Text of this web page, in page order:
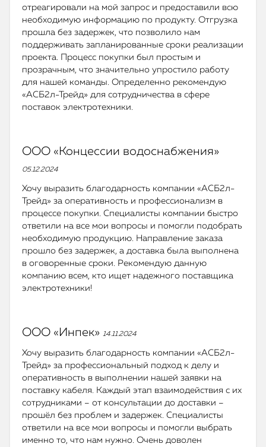
отреагировали на мой запрос и предоставили всю
необходимую информацию по продукту. Отгрузка
прошла без задержек, что позволило нам
поддерживать запланированные сроки реализации
проекта. Процесс покупки был простым и
прозрачным, что значительно упростило работу
для нашей команды. Определенно рекомендую
«АСБ2л-Трейд» для сотрудничества в сфере
поставок электротехники.
ООО «Концессии водоснабжения»
05.12.2024
Хочу выразить благодарность компании «АСБ2л-
Трейд» за оперативность и профессионализм в
процессе покупки. Специалисты компании быстро
ответили на все мои вопросы и помогли подобрать
необходимую продукцию. Направление заказа
прошло без задержек, а доставка была выполнена
в оговоренные сроки. Рекомендую данную
компанию всем, кто ищет надежного поставщика
электротехники!
ООО «Инпек» 14.11.2024
Хочу выразить благодарность компании «АСБ2л-
Трейд» за профессиональный подход к делу и
оперативность в выполнении нашей заявки на
поставку кабеля. Каждый этап взаимодействия с их
сотрудниками – от консультации до доставки –
прошёл без проблем и задержек. Специалисты
ответили на все мои вопросы и помогли выбрать
именно то, что нам нужно. Очень доволен